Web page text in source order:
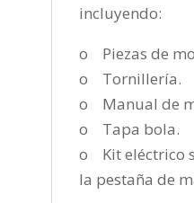
incluyendo:
o Piezas de
o Tornillería.
o Manual de
o Tapa bola.
o Kit eléctrico
la pestaña de